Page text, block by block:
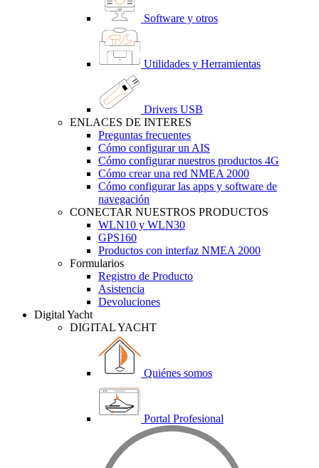
Software y otros
Utilidades y Herramientas
Drivers USB
ENLACES DE INTERES
Preguntas frecuentes
Cómo configurar un AIS
Cómo configurar nuestros productos 4G
Cómo crear una red NMEA 2000
Cómo configurar las apps y software de
navegación
CONECTAR NUESTROS PRODUCTOS
WLN10 y WLN30
GPS160
Productos con interfaz NMEA 2000
Formularios
Registro de Producto
Asistencia
Devoluciones
Digital Yacht
DIGITAL YACHT
Quiénes somos
Portal Profesional